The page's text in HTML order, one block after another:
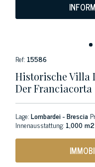
Ref: 15586
Historische Villa
Der Franciacorta
Lage:Lombardei - Brescia
Innenausstattung: 1,000 m2